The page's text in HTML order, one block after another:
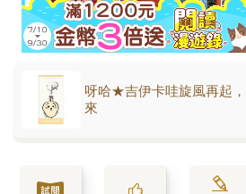
呀哈★吉伊卡哇旋風再起
來